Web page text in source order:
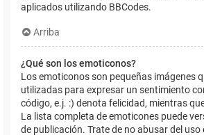
aplicados utilizando BBCodes.
Arriba
¿Qué son los emoticonos?
Los emoticonos son pequeñas imágenes
utilizadas para expresar un sentimiento
código, e.j. :) denota felicidad, mientras
La lista completa de emoticones puede
de publicación. Trate de no abusar del uso